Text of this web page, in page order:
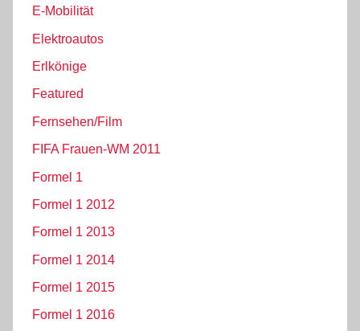
E-Mobilität
Elektroautos
Erlkönige
Featured
Fernsehen/Film
FIFA Frauen-WM 2011
Formel 1
Formel 1 2012
Formel 1 2013
Formel 1 2014
Formel 1 2015
Formel 1 2016